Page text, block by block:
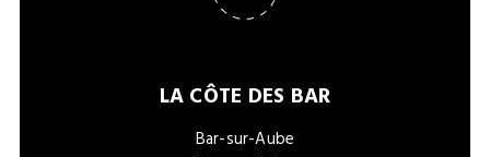
LA CÔTE DES BAR
Bar-sur-Aube